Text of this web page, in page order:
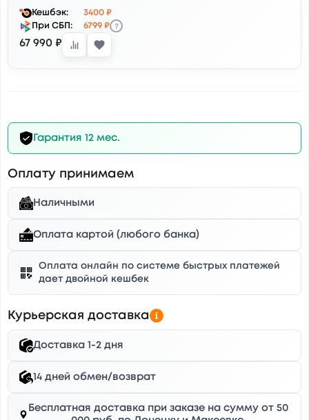
Кешбэк:
3400 ₽
При СБП:
6799 ₽ ?
67 990 ₽
Гарантия 12 мес.
Оплату принимаем
Наличными
Оплата картой (любого банка)
Оплата онлайн по системе быстрых платежей
дает двойной кешбек
Курьерская доставка
Доставка 1-2 дня
14 дней обмен/возврат
Бесплатная доставка при заказе на сумму от 50